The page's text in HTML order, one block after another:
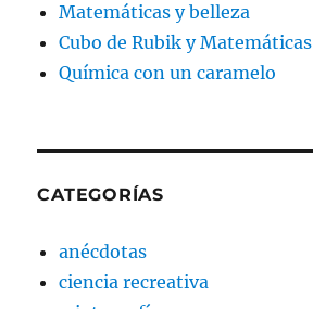
Matemáticas y belleza
Cubo de Rubik y Matemáticas
Química con un caramelo
CATEGORÍAS
anécdotas
ciencia recreativa